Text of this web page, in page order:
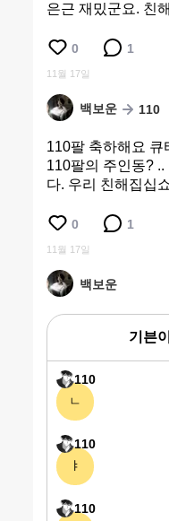
은근 재밌군요. 친
0 1
11월 17일
백보운 110
110팔 축하해요 큐
110팔의 주인동?
다. 우리 친해집십
0 1
11월 17일
백보운
기븐
110
ㄴ
110
ㅑ
110